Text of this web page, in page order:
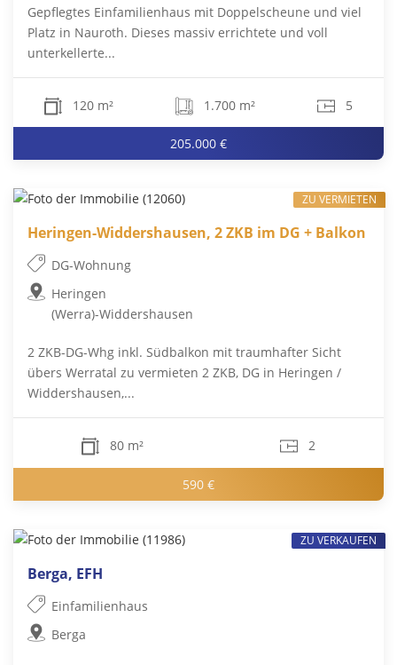
Gepflegtes Einfamilienhaus mit Doppelscheune und viel
Platz in Nauroth. Dieses massiv errichtete und voll
unterkellerte...
120 m² 1.700 m² 5
205.000 €
Heringen-Widdershausen, 2 ZKB im DG + Balkon
DG-Wohnung
Heringen
(Werra)-Widdershausen
2 ZKB-DG-Whg inkl. Südbalkon mit traumhafter Sicht
übers Werratal zu vermieten 2 ZKB, DG in Heringen /
Widdershausen,...
80 m² 2
590 €
ZU VERMIETEN
Berga, EFH
Einfamilienhaus
Berga
ZU VERKAUFEN